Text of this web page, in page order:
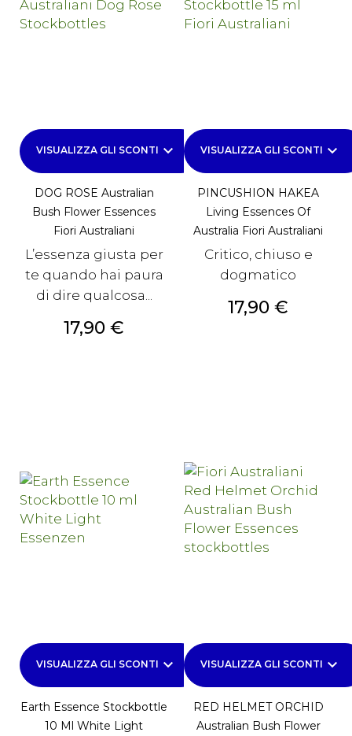
VISUALIZZA GLI SCONTI keyboard_arrow_down
DOG ROSE Australian
Bush Flower Essences
Fiori Australiani
L’essenza giusta per
te quando hai paura
di dire qualcosa...
Prezzo
17,90 €
VISUALIZZA GLI SCONTI keyboard_arrow_down
PINCUSHION HAKEA
Living Essences Of
Australia Fiori Australiani
Critico, chiuso e
dogmatico
Prezzo
17,90 €
VISUALIZZA GLI SCONTI keyboard_arrow_down
Earth Essence Stockbottle
10 Ml White Light
VISUALIZZA GLI SCONTI keyboard_arrow_down
RED HELMET ORCHID
Australian Bush Flower